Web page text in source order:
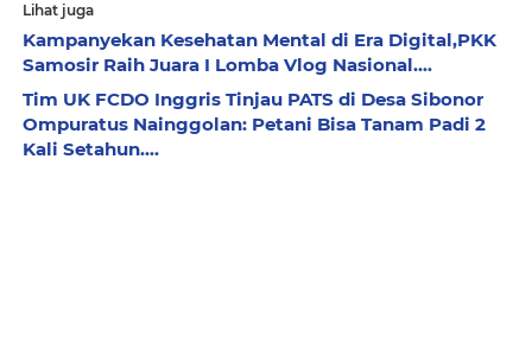
Lihat juga
Kampanyekan Kesehatan Mental di Era Digital,PKK
Samosir Raih Juara I Lomba Vlog Nasional....
Tim UK FCDO Inggris Tinjau PATS di Desa Sibonor
Ompuratus Nainggolan: Petani Bisa Tanam Padi 2
Kali Setahun....